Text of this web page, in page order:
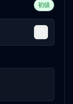
初级